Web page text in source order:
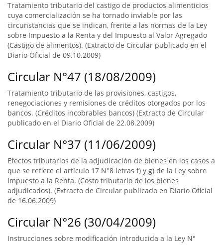
Tratamiento tributario del castigo de productos alimenticios
cuya comercialización se ha tornado inviable por las
circunstancias que se indican, frente a las normas de la Ley
sobre Impuesto a la Renta y del Impuesto al Valor Agregado
(Castigo de alimentos). (Extracto de Circular publicado en el
Diario Oficial de 09.10.2009)
Circular N°47 (18/08/2009)
Tratamiento tributario de las provisiones, castigos,
renegociaciones y remisiones de créditos otorgados por los
bancos. (Créditos incobrables bancos) (Extracto de Circular
publicado en el Diario Oficial de 22.08.2009)
Circular N°37 (11/06/2009)
Efectos tributarios de la adjudicación de bienes en los casos a
que se refiere el artículo 17 N°8 letras f) y g) de la Ley sobre
Impuesto a la Renta. (Costo tributario de los bienes
adjudicados). (Extracto de Circular publicado en Diario Oficial
de 16.06.2009)
Circular N°26 (30/04/2009)
Instrucciones sobre modificación introducida a la Ley N°